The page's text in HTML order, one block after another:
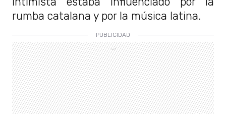
rumba catalana y por la música latina.